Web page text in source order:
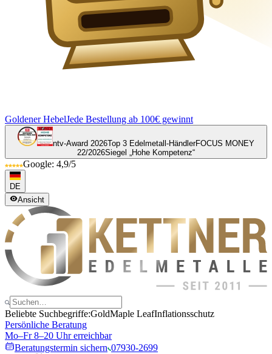
Goldener HebelJede Bestellung ab 100€ gewinnt
ntv-Award 2026Top 3 Edelmetall-HändlerFOCUS MONEY
22/2026Siegel „Hohe Kompetenz“
Google: 4,9/5
DE
Ansicht
Beliebte Suchbegriffe:GoldMaple LeafInflationsschutz
Persönliche Beratung
Mo–Fr 8–20 Uhr erreichbar
Beratungstermin sichern 07930-2699